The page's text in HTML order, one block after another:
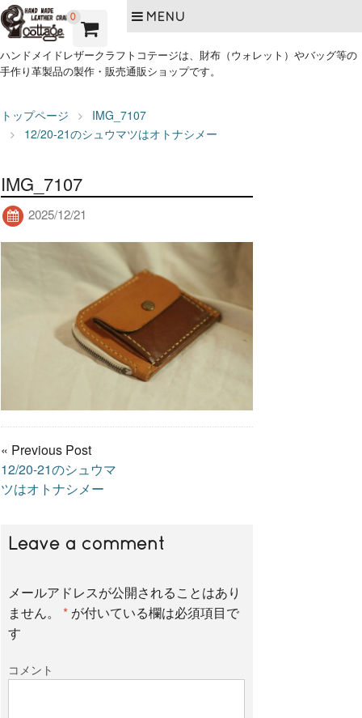
0 MENU
ハンドメイドレザークラフトコテージは、財布（ウォレット）やバッグ等の
手作り革製品の製作・販売通販ショップです。
トップページ
IMG_7107
12/20-21のシュウマツはオトナシメー
IMG_7107
2025/12/21
« Previous Post
12/20-21のシュウマ
ツはオトナシメー
Leave a comment
メールアドレスが公開されることはあり
ません。
* が付いている欄は必須項目で
す
コメント